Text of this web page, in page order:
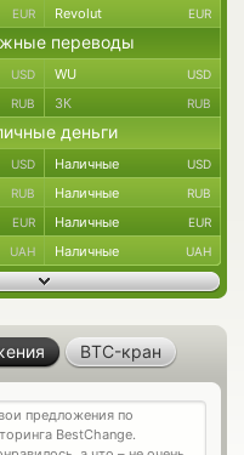
EUR Revolut EUR
переводы
USD WU USD
RUB ЗК RUB
деньги
USD Наличные USD
RUB Наличные RUB
EUR Наличные EUR
UAH Наличные UAH
BTC-кран